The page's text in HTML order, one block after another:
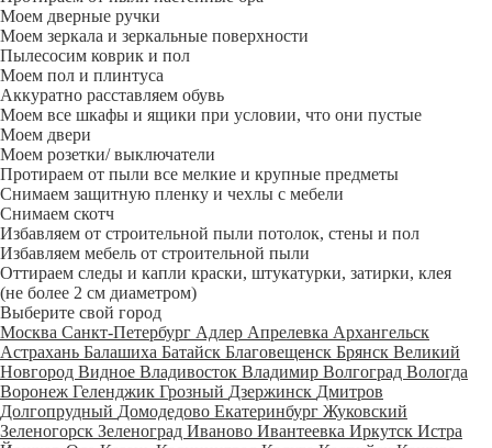
Моем дверные ручки
Моем зеркала и зеркальные поверхности
Пылесосим коврик и пол
Моем пол и плинтуса
Аккуратно расставляем обувь
Моем все шкафы и ящики при условии, что они пустые
Моем двери
Моем розетки/ выключатели
Протираем от пыли все мелкие и крупные предметы
Снимаем защитную пленку и чехлы с мебели
Снимаем скотч
Избавляем от строительной пыли потолок, стены и пол
Избавляем мебель от строительной пыли
Оттираем следы и капли краски, штукатурки, затирки, клея
(не более 2 см диаметром)
Выберите свой город
Москва Санкт-Петербург Адлер Апрелевка Архангельск
Астрахань Балашиха Батайск Благовещенск Брянск Великий
Новгород Видное Владивосток Владимир Волгоград Вологда
Воронеж Геленджик Грозный Дзержинск Дмитров
Долгопрудный Домодедово Екатеринбург Жуковский
Зеленогорск Зеленоград Иваново Ивантеевка Иркутск Истра